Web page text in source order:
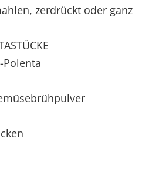
zerdrückt oder ganz